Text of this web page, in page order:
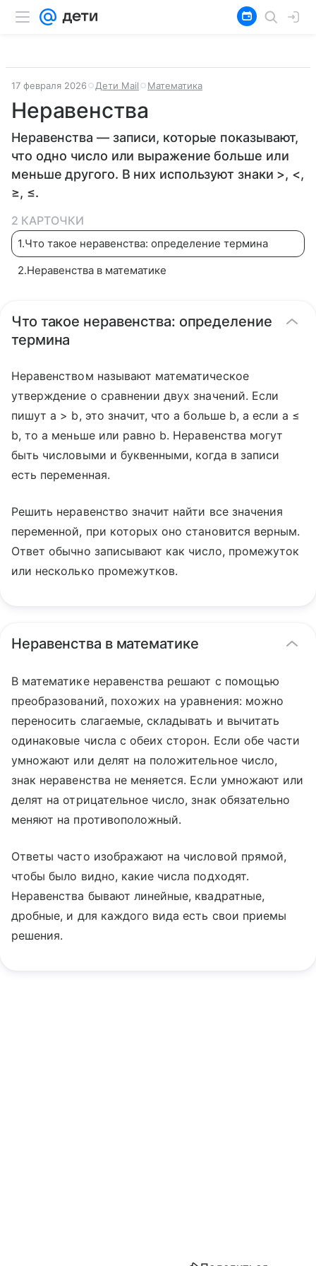
17 февраля 2026 Дети Mail Математика
Неравенства
Неравенства — записи, которые показывают,
что одно число или выражение больше или
меньше другого. В них используют знаки >, <,
≥, ≤.
2 КАРТОЧКИ
1.Что такое неравенства: определение термина
2.Неравенства в математике
Что такое неравенства: определение
термина
Неравенством называют математическое
утверждение о сравнении двух значений. Если
пишут a > b, это значит, что a больше b, а если a ≤
b, то a меньше или равно b. Неравенства могут
быть числовыми и буквенными, когда в записи
есть переменная.
Решить неравенство значит найти все значения
переменной, при которых оно становится верным.
Ответ обычно записывают как число, промежуток
или несколько промежутков.
Неравенства в математике
В математике неравенства решают с помощью
преобразований, похожих на уравнения: можно
переносить слагаемые, складывать и вычитать
одинаковые числа с обеих сторон. Если обе части
умножают или делят на положительное число,
знак неравенства не меняется. Если умножают или
делят на отрицательное число, знак обязательно
меняют на противоположный.
Ответы часто изображают на числовой прямой,
чтобы было видно, какие числа подходят.
Неравенства бывают линейные, квадратные,
дробные, и для каждого вида есть свои приемы
решения.